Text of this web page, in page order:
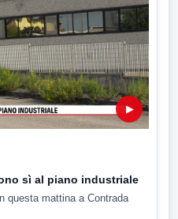
▶
sì al piano industriale
questa mattina a Contrada